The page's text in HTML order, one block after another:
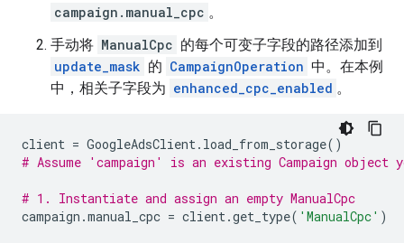
campaign.manual_cpc 。
手动将 ManualCpc 的每个可变子字段的路径添加到
update_mask 的 CampaignOperation 中。在本例
中，相关子字段为 enhanced_cpc_enabled 。
client = GoogleAdsClient. load_from_storage()
# Assume 'campaign' is an existing Campaign object
# 1. Instantiate and assign an empty ManualCpc
campaign .manual_cpc = client.get_type( 'ManualCpc' )